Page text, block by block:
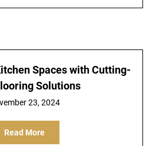
Spaces with Cutting-
Solutions
23, 2024
Read More